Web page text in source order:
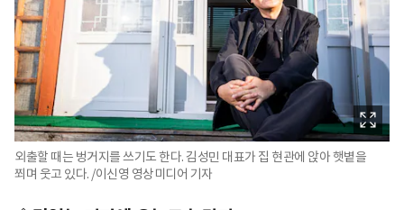
외출할 때는 벙거지를 쓰기도 한다. 김성민 대표가 집 현관에 앉아 햇볕을
쬐며 웃고 있다. /이신영 영상미디어 기자